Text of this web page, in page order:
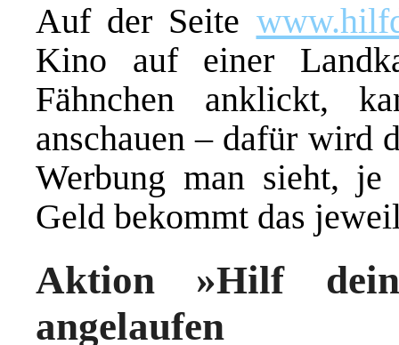
Auf der Seite
Kino auf einer
Fähnchen anklickt,
anschauen – dafür wird
Werbung man sieht,
Geld bekommt das
Aktion »Hilf
angelaufen